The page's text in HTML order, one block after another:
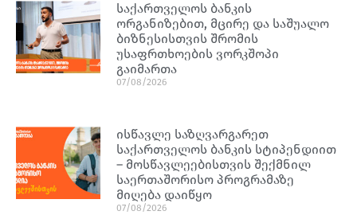
საქართველოს ბანკის
ორგანიზებით, მცირე და საშუალო
ბიზნესისთვის შრომის
უსაფრთხოების ვორკშოპი
გაიმართა
07/08/2026
ისწავლე საზღვარგარეთ
საქართველოს ბანკის სტიპენდიით
– მოსწავლეებისთვის შექმნილ
საერთაშორისო პროგრამაზე
მიღება დაიწყო
07/08/2026